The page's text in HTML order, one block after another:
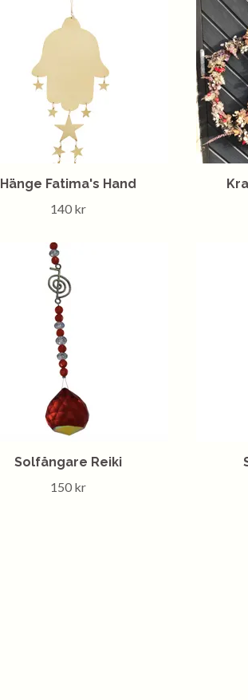
Hänge Fatima's Hand
140 kr
Solfångare Reiki
150 kr